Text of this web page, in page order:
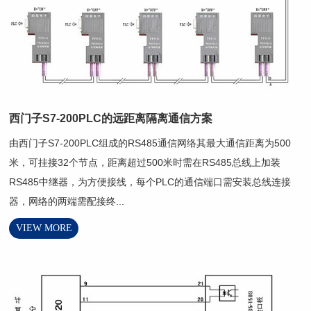
西门子S7-200PLC的远距离隔离通信方案
由西门子S7-200PLC组成的RS485通信网络其最大通信距离为500
米，可挂接32个节点，距离超过500米时需在RS485总线上加装
RS485中继器，为方便接线，每个PLC的通信端口需安装总线连接
器，网络的两端需配接终...
VIEW MORE